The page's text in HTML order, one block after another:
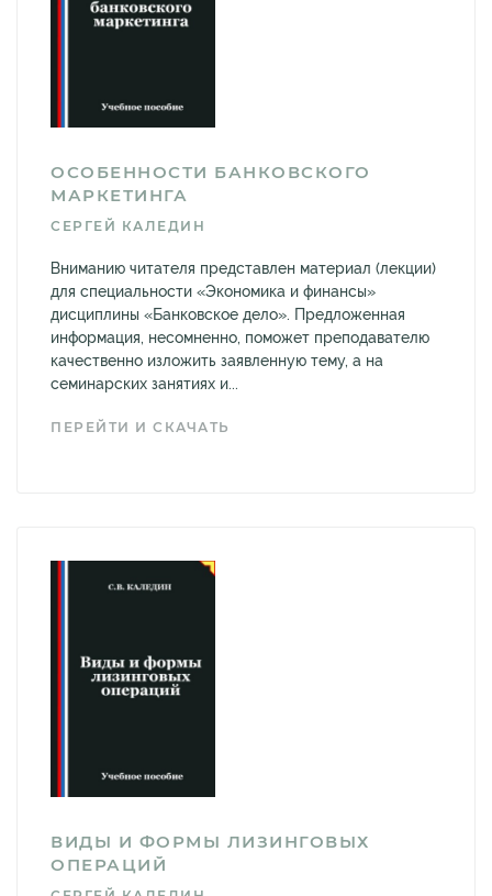
ОСОБЕННОСТИ БАНКОВСКОГО
МАРКЕТИНГА
СЕРГЕЙ КАЛЕДИН
Вниманию читателя представлен материал (лекции)
для специальности «Экономика и финансы»
дисциплины «Банковское дело». Предложенная
информация, несомненно, поможет преподавателю
качественно изложить заявленную тему, а на
семинарских занятиях и...
ПЕРЕЙТИ И СКАЧАТЬ
ВИДЫ И ФОРМЫ ЛИЗИНГОВЫХ
ОПЕРАЦИЙ